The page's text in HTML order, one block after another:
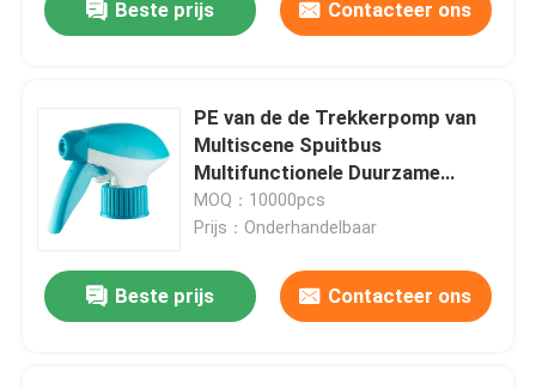
Beste prijs Contacteer ons
PE van de de Trekkerpomp van
Multiscene Spuitbus
Multifunctionele Duurzame
k108-1
MOQ：10000pcs
Prijs：Onderhandelbaar
Beste prijs Contacteer ons